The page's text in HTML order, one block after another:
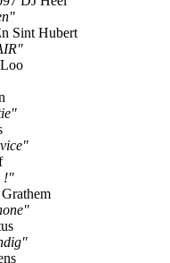
Sint Hubert
!"